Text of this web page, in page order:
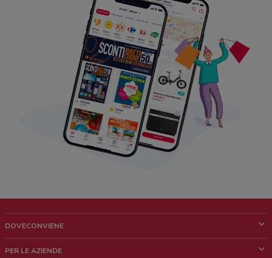
DOVECONVIENE
PER LE AZIENDE